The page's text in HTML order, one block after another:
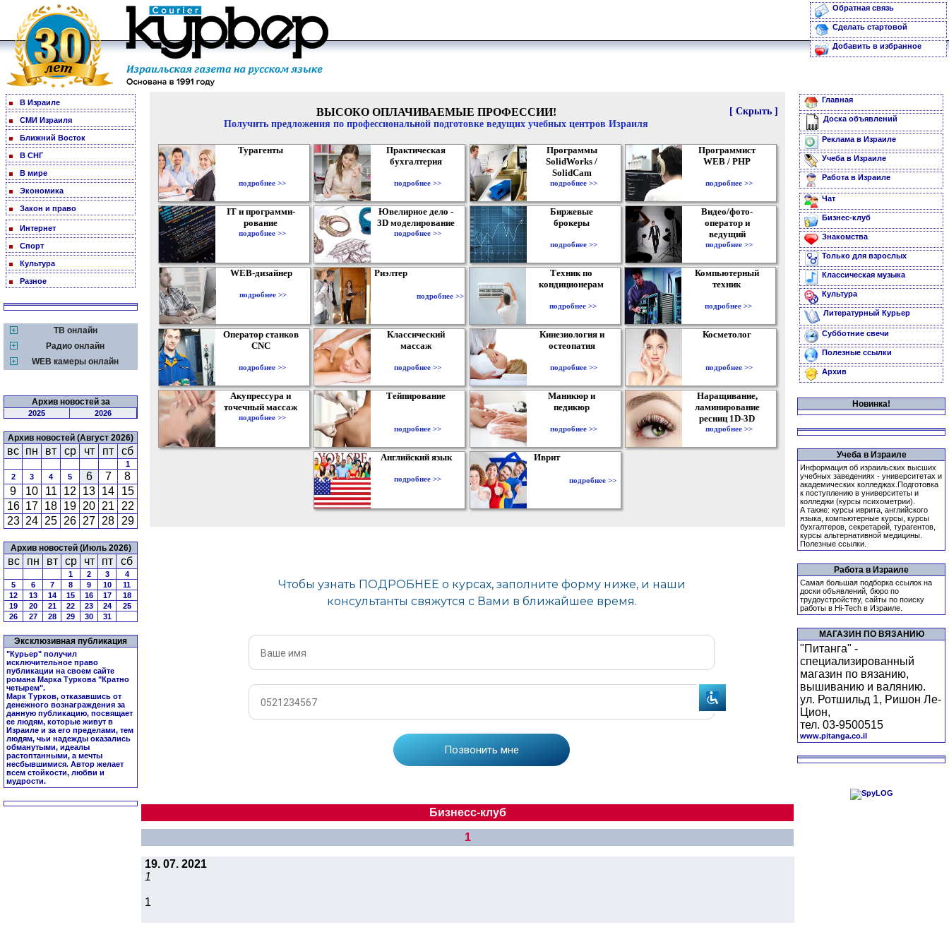
Обратная связь
Сделать стартовой
Добавить в избранное
В Израиле
СМИ Израиля
Ближний Восток
В СНГ
В мире
Экономика
Закон и право
Интернет
Спорт
Культура
Разное
ТВ онлайн
Радио онлайн
WEB камеры онлайн
Архив новостей за
2025 2026
Архив новостей (Август 2026)
вс пн вт ср чт пт сб
1
2
3 4 5 6 7
8
9
10 11 12 13 14
15
16 17 18 19 20 21
22
23 24 25 26 27 28 29
Архив новостей (Июль 2026)
вс пн вт ср чт пт сб
1 2 3
4
5
6 7 8 9 10
11
12
13 14 15 16 17
18
19
20 21 22 23 24
25
26
27 28 29 30 31
Эксклюзивная публикация
"Курьер" получил
исключительное право
публикации на своем сайте
романа Марка Туркова "Кратно
четырем".
Марк Турков, отказавшись от
денежного вознаграждения за
данную публикацию, посвящает
ее людям, которые живут в
Израиле и за его пределами, тем
людям, чьи надежды оказались
обманутыми, идеалы
растоптанными, а мечты
несбывшимися. Автор желает
всем стойкости, любви и
мудрости.
[ Скрыть ]
ВЫСОКО ОПЛАЧИВАЕМЫЕ ПРОФЕССИИ!
Получить предложения по профессиональной подготовке ведущих учебных центров Израиля
Турагенты
подробнее >>
Практическая
бухгалтерия
подробнее >>
Программы
SolidWorks /
SolidCam
подробнее >>
Программист
WEB / PHP
подробнее >>
IT и программи-
рование
подробнее >>
Ювелирное дело -
3D моделирование
подробнее >>
Биржевые
брокеры
подробнее >>
Видео/фото-
оператор и
ведущий
подробнее >>
WEB-дизайнер
подробнее >>
Риэлтер
подробнее >>
Техник по
кондиционерам
подробнее >>
Компьютерный
техник
подробнее >>
Оператор станков
CNC
подробнее >>
Классический
массаж
подробнее >>
Кинезиология и
остеопатия
подробнее >>
Косметолог
подробнее >>
Акупрессура и
точечный массаж
подробнее >>
Тейпирование
подробнее >>
Маникюр и
педикюр
подробнее >>
Наращивание,
ламинирование
ресниц 1D-3D
подробнее >>
Английский язык
подробнее >>
Иврит
подробнее >>
Бизнесс-клуб
1
19. 07. 2021
1
1
Главная
Доска объявлений
Реклама в Израиле
Учеба в Израиле
Работа в Израиле
Чат
Бизнес-клуб
Знакомства
Только для взрослых
Классическая музыка
Культура
Литературный Курьер
Субботние свечи
Полезные ссылки
Архив
Новинка!
Учеба в Израиле
Информация об израильских высших
учебных заведениях - университетах и
академических колледжах.Подготовка
к поступлению в университеты и
колледжи (курсы психометрии).
А также: курсы иврита, английского
языка, компьютерные курсы, курсы
бухгалтеров, секретарей, турагентов,
курсы альтернативной медицины.
Полезные ссылки.
Работа в Израиле
Самая большая подборка ссылок на
доски объявлений, бюро по
трудоустройству, сайты по поиску
работы в Hi-Tech в Израиле.
МАГАЗИН ПО ВЯЗАНИЮ
"Питанга" -
специализированный
магазин по вязанию,
вышиванию и валянию.
ул. Ротшильд 1, Ришон Ле-
Цион,
тел. 03-9500515
www.pitanga.co.il